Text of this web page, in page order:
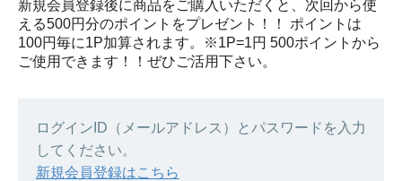
新規会員登録後に商品をご購入いただくと、次回から使
える500円分のポイントをプレゼント！！ ポイントは
100円毎に1P加算されます。※1P=1円 500ポイントから
ご使用できます！！ぜひご活用下さい。
ログインID（メールアドレス）とパスワードを入力
してください。
新規会員登録はこちら